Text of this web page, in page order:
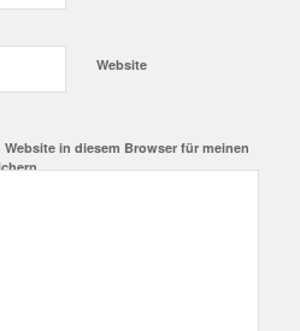
Website
Website in diesem Browser für meinen